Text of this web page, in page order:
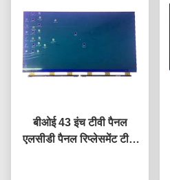
बीओई 43 इंच टीवी पैनल
एलसीडी पैनल रिप्लेसमेंट टीवी